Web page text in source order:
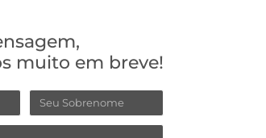
muito em breve!
Sobrenome